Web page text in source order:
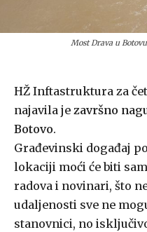
Most Drava u
HŽ Inftastruktura za
najavila je završno
Botovo.
Građevinski događaj
lokaciji moći će biti
radova i novinari, što
udaljenosti sve ne
stanovnici, no